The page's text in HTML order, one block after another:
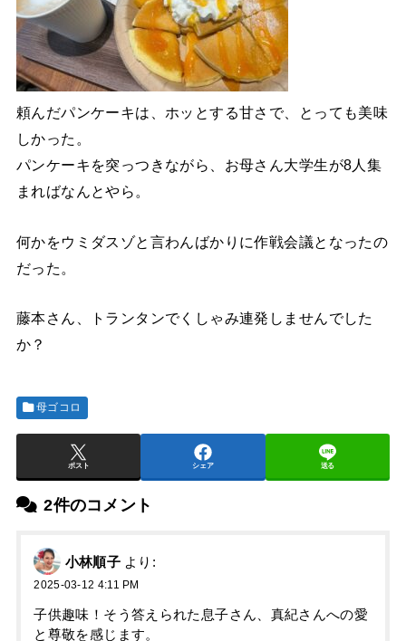
頼んだパンケーキは、ホッとする甘さで、とっても美味
しかった。
パンケーキを突っつきながら、お母さん大学生が8人集
まればなんとやら。
何かをウミダスゾと言わんばかりに作戦会議となったの
だった。
藤本さん、トランタンでくしゃみ連発しませんでした
か？
母ゴコロ
ポスト シェア 送る
2件のコメント
小林順子 より:
2025-03-12 4:11 PM
子供趣味！そう答えられた息子さん、真紀さんへの愛
と尊敬を感じます。